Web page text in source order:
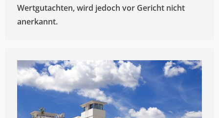
Wertgutachten, wird jedoch vor Gericht nicht
anerkannt.